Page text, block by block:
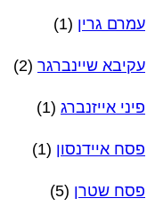
עמרם גרין (1)
עקיבא שיינברגר (2)
פיני אייזנברג (1)
פסח איידנסון (1)
פסח שטרן (5)